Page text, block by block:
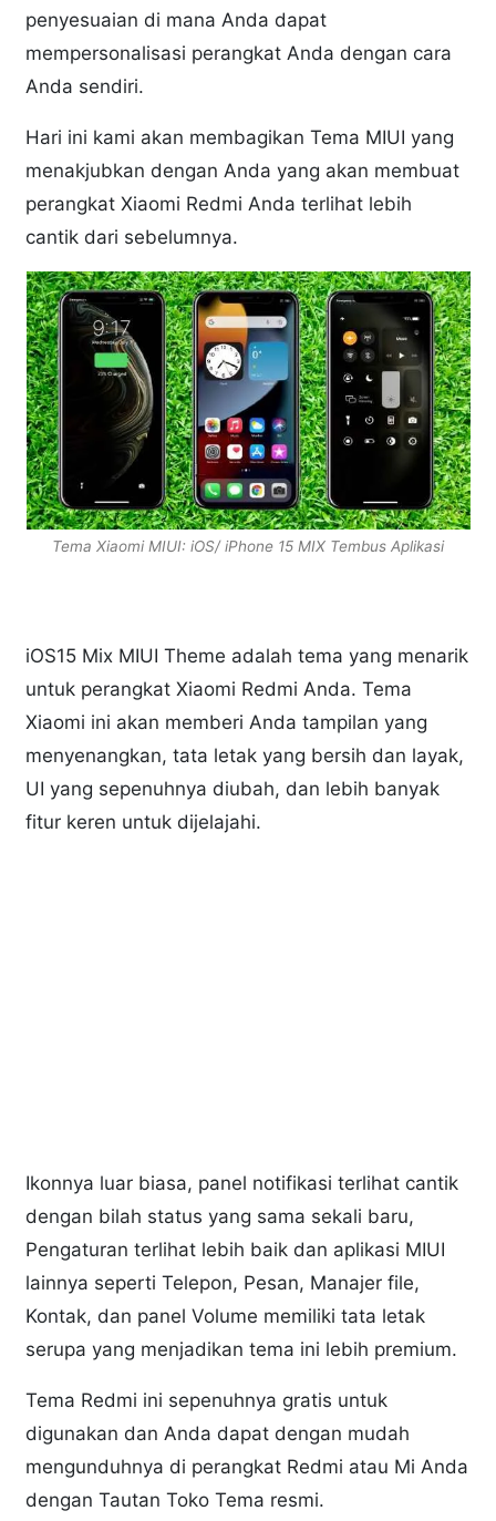
penyesuaian di mana Anda dapat
mempersonalisasi perangkat Anda dengan cara
Anda sendiri.
Hari ini kami akan membagikan Tema MIUI yang
menakjubkan dengan Anda yang akan membuat
perangkat Xiaomi Redmi Anda terlihat lebih
cantik dari sebelumnya.
Tema Xiaomi MIUI: iOS/ iPhone 15 MIX Tembus Aplikasi
iOS15 Mix MIUI Theme adalah tema yang menarik
untuk perangkat Xiaomi Redmi Anda. Tema
Xiaomi ini akan memberi Anda tampilan yang
menyenangkan, tata letak yang bersih dan layak,
UI yang sepenuhnya diubah, dan lebih banyak
fitur keren untuk dijelajahi.
Ikonnya luar biasa, panel notifikasi terlihat cantik
dengan bilah status yang sama sekali baru,
Pengaturan terlihat lebih baik dan aplikasi MIUI
lainnya seperti Telepon, Pesan, Manajer file,
Kontak, dan panel Volume memiliki tata letak
serupa yang menjadikan tema ini lebih premium.
Tema Redmi ini sepenuhnya gratis untuk
digunakan dan Anda dapat dengan mudah
mengunduhnya di perangkat Redmi atau Mi Anda
dengan Tautan Toko Tema resmi.